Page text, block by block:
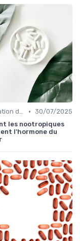
Amélioration de l'humeur • 30/07/2025
les nootropiques
l'hormone du